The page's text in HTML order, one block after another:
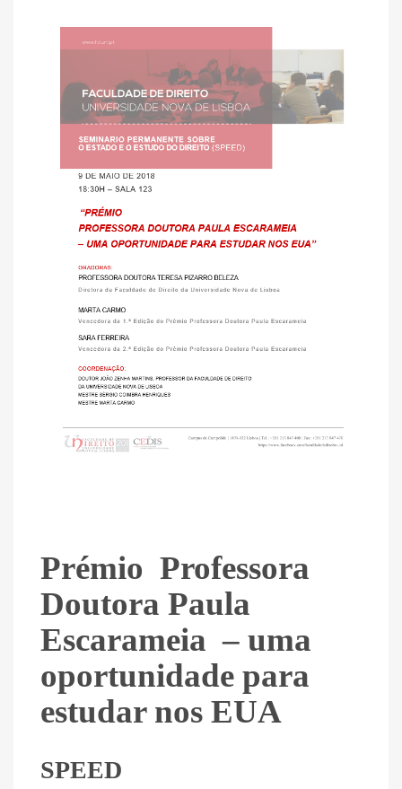
Prémio Professora
Doutora Paula
Escarameia – uma
oportunidade para
estudar nos EUA
SPEED